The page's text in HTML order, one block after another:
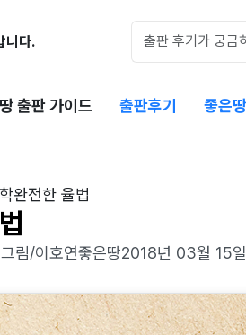
니다.
출판 가이드 출판후기 좋은
완전한 율법
림/이호연좋은땅2018년 03월 15일